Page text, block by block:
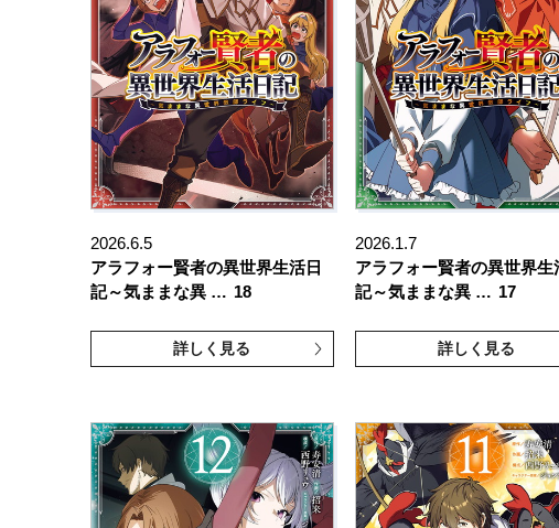
2026.6.5
アラフォー賢者の異世界生活日
記～気ままな異 … 18
詳しく見る
2026.1.7
アラフォー賢者の異世界生
記～気ままな異 … 17
詳しく見る